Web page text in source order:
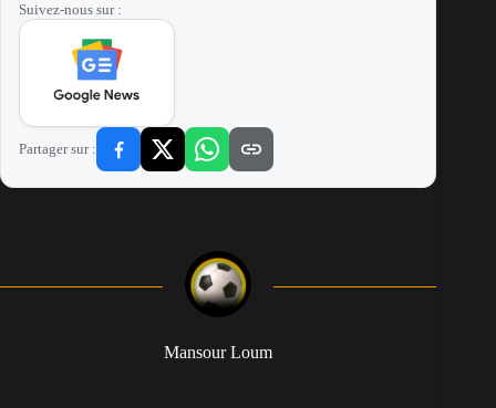
Suivez-nous sur :
Partager sur :
Mansour Loum